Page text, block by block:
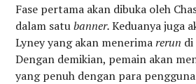
Fase pertama akan dibuka oleh
dalam satubanner.Keduanya juga
Lyney yang akan menerimarerun di
Dengan demikian, pemain akan
yang penuh dengan para